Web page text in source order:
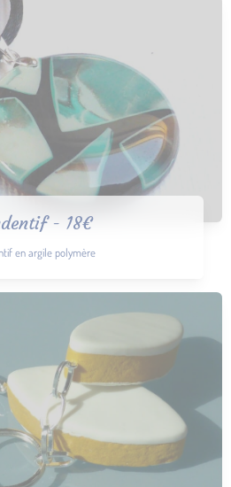
- 18€
en argile polymère